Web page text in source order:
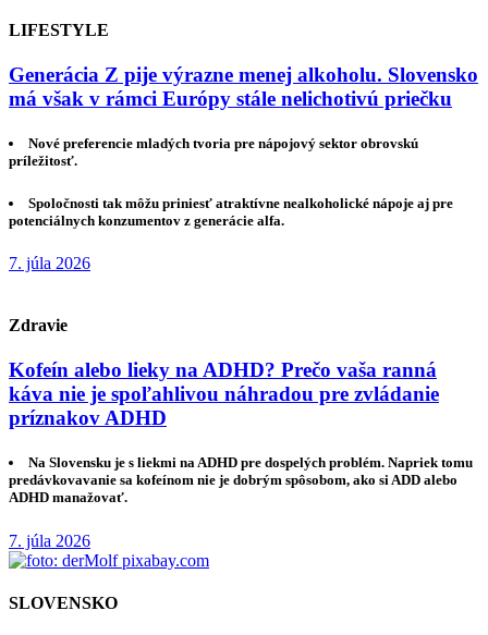
LIFESTYLE
Generácia Z pije výrazne menej alkoholu. Slovensko
má však v rámci Európy stále nelichotivú priečku
Nové preferencie mladých tvoria pre nápojový sektor obrovskú
príležitosť.
Spoločnosti tak môžu priniesť atraktívne nealkoholické nápoje aj pre
potenciálnych konzumentov z generácie alfa.
7. júla 2026
Zdravie
Kofeín alebo lieky na ADHD? Prečo vaša ranná
káva nie je spoľahlivou náhradou pre zvládanie
príznakov ADHD
Na Slovensku je s liekmi na ADHD pre dospelých problém. Napriek tomu
predávkovavanie sa kofeínom nie je dobrým spôsobom, ako si ADD alebo
ADHD manažovať.
7. júla 2026
SLOVENSKO